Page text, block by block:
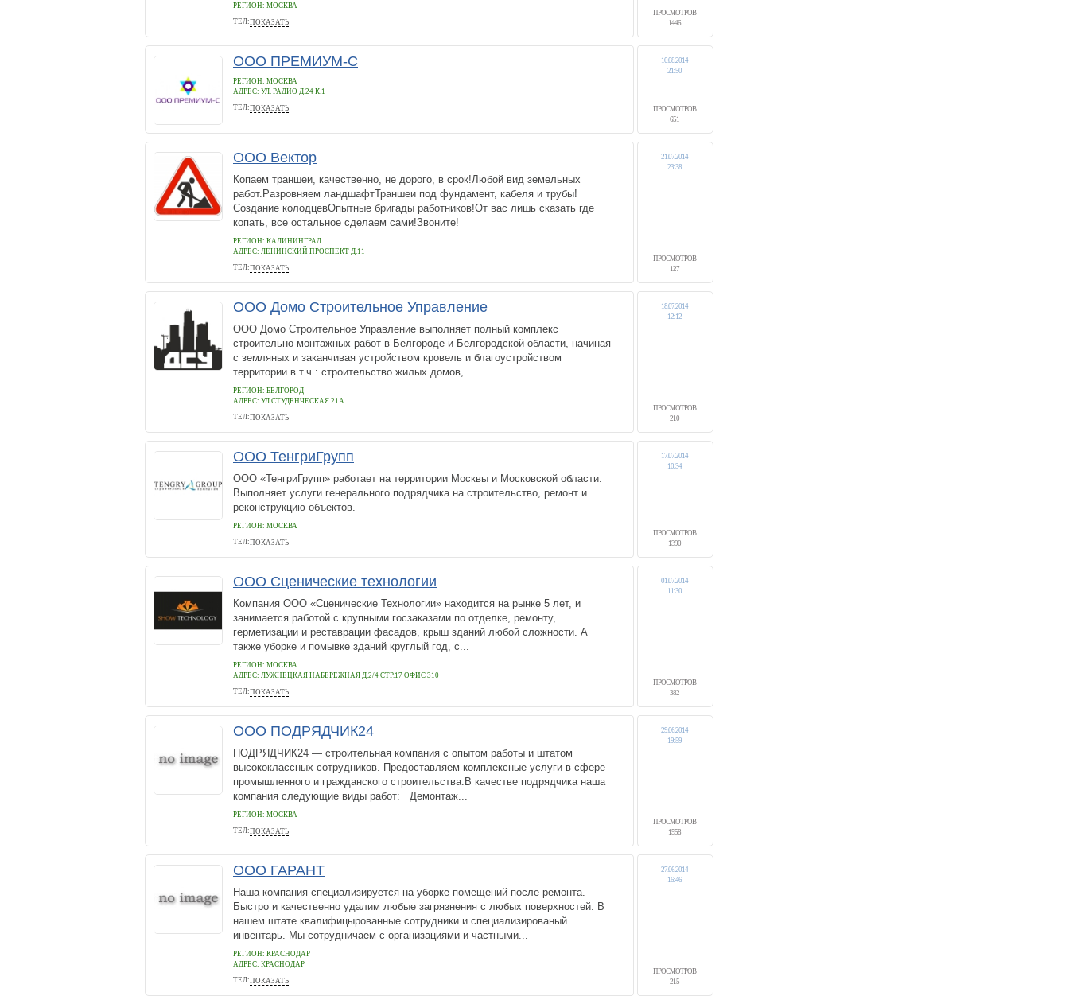
РЕГИОН: МОСКВА
ТЕЛ:ПОКАЗАТЬ
8 499 390 27 10
ПРОСМОТРОВ
1446
ООО ПРЕМИУМ-С
РЕГИОН: МОСКВА
АДРЕС: УЛ. РАДИО Д.24 К.1
ТЕЛ:ПОКАЗАТЬ
89671855565
ПРОСМОТРОВ
651
10.08.2014
21:50
ООО Вектор
Копаем траншеи, качественно, не дорого, в срок!Любой вид земельных
работ.Разровняем ландшафтТраншеи под фундамент, кабеля и трубы!
Создание колодцевОпытные бригады работников!От вас лишь сказать где
копать, все остальное сделаем сами!Звоните!
РЕГИОН: КАЛИНИНГРАД
АДРЕС: ЛЕНИНСКИЙ ПРОСПЕКТ Д.11
ТЕЛ:ПОКАЗАТЬ
89506731497
ПРОСМОТРОВ
127
21.07.2014
23:38
ООО Домо Строительное Управление
ООО Домо Строительное Управление выполняет полный комплекс
строительно-монтажных работ в Белгороде и Белгородской области, начиная
с земляных и заканчивая устройством кровель и благоустройством
территории в т.ч.: строительство жилых домов,...
РЕГИОН: БЕЛГОРОД
АДРЕС: УЛ.СТУДЕНЧЕСКАЯ 21А
ТЕЛ:ПОКАЗАТЬ
(4722) 40 04 64
ПРОСМОТРОВ
210
18.07.2014
12:12
ООО ТенгриГрупп
ООО «ТенгриГрупп» работает на территории Москвы и Московской области.
Выполняет услуги генерального подрядчика на строительство, ремонт и
реконструкцию объектов.
РЕГИОН: МОСКВА
ТЕЛ:ПОКАЗАТЬ
+79032020880
ПРОСМОТРОВ
1390
17.07.2014
10:34
ООО Сценические технологии
Компания ООО «Сценические Технологии» находится на рынке 5 лет, и
занимается работой с крупными госзаказами по отделке, ремонту,
герметизации и реставрации фасадов, крыш зданий любой сложности. А
также уборке и помывке зданий круглый год, с...
РЕГИОН: МОСКВА
АДРЕС: ЛУЖНЕЦКАЯ НАБЕРЕЖНАЯ Д.2/4 СТР.17 ОФИС 310
ТЕЛ:ПОКАЗАТЬ
8(499)391-87-36
ПРОСМОТРОВ
382
01.07.2014
11:30
ООО ПОДРЯДЧИК24
ПОДРЯДЧИК24 — строительная компания с опытом работы и штатом
высококлассных сотрудников. Предоставляем комплексные услуги в сфере
промышленного и гражданского строительства.В качестве подрядчика наша
компания следующие виды работ: Демонтаж...
РЕГИОН: МОСКВА
ТЕЛ:ПОКАЗАТЬ
84956484954
ПРОСМОТРОВ
1558
29.06.2014
19:59
ООО ГАРАНТ
Наша компания специализируется на уборке помещений после ремонта.
Быстро и качественно удалим любые загрязнения с любых поверхностей. В
нашем штате квалифицырованные сотрудники и специализированый
инвентарь. Мы сотрудничаем с организациями и частными...
РЕГИОН: КРАСНОДАР
АДРЕС: КРАСНОДАР
ТЕЛ:ПОКАЗАТЬ
8 928 035 86 97
ПРОСМОТРОВ
215
27.06.2014
16:46